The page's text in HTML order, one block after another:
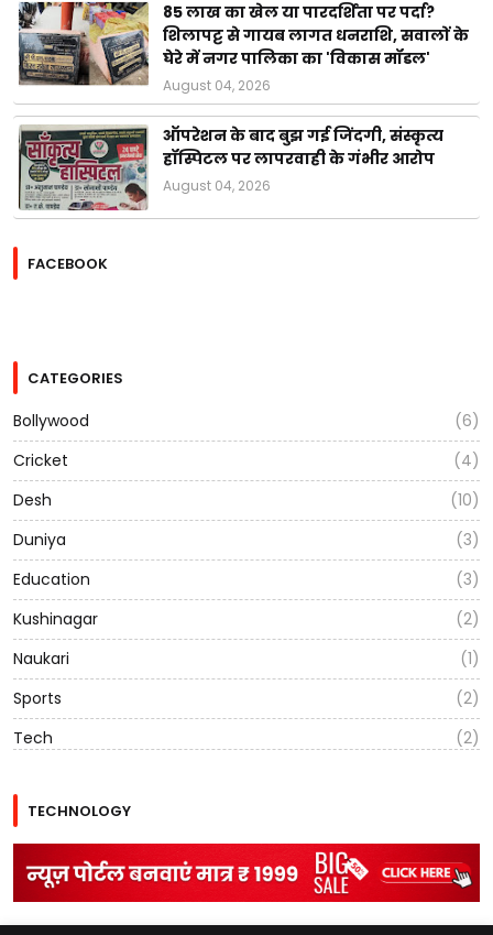
85 लाख का खेल या पारदर्शिता पर पर्दा?
शिलापट्ट से गायब लागत धनराशि, सवालों के
घेरे में नगर पालिका का 'विकास मॉडल'
August 04, 2026
ऑपरेशन के बाद बुझ गई जिंदगी, संस्कृत्य
हॉस्पिटल पर लापरवाही के गंभीर आरोप
August 04, 2026
FACEBOOK
CATEGORIES
Bollywood
(6)
Cricket
(4)
Desh
(10)
Duniya
(3)
Education
(3)
Kushinagar
(2)
Naukari
(1)
Sports
(2)
Tech
(2)
TECHNOLOGY